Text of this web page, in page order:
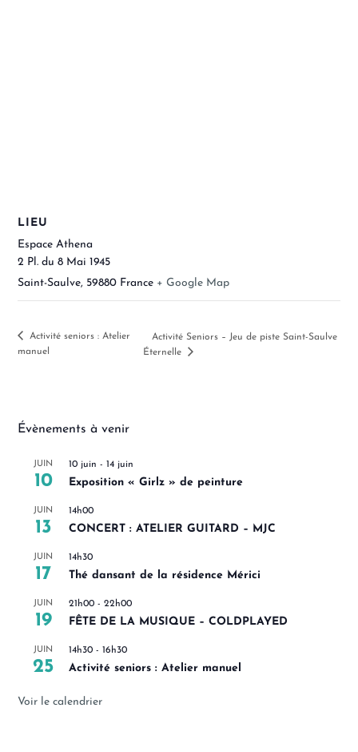
LIEU
Espace Athena
2 Pl. du 8 Mai 1945
Saint-Saulve, 59880 France + Google Map
Activité seniors : Atelier
manuel
Activité Seniors – Jeu de piste Saint-Saulve
Éternelle
Évènements à venir
JUIN
10
10 juin - 14 juin
Exposition « Girlz » de peinture
JUIN
13
14h00
CONCERT : ATELIER GUITARD – MJC
JUIN
17
14h30
Thé dansant de la résidence Mérici
JUIN
19
21h00 -22h00
FÊTE DE LA MUSIQUE – COLDPLAYED
JUIN
25
14h30 - 16h30
Activité seniors : Atelier manuel
Voir le calendrier